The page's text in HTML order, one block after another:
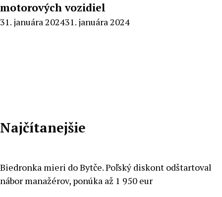
motorových vozidiel
By
31. januára 202431. januára 2024
Najčítanejšie
Biedronka mieri do Bytče. Poľský diskont odštartoval
nábor manažérov, ponúka až 1 950 eur